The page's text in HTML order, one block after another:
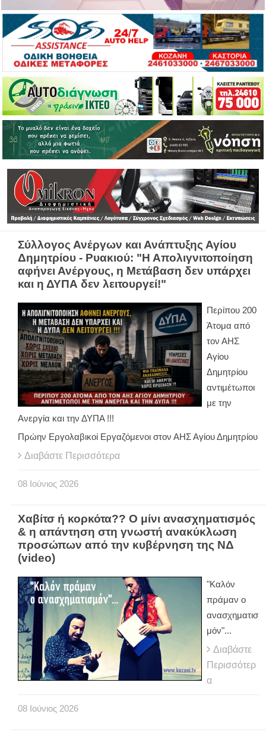
Σύλλογος Ανέργων και Ανάπτυξης Αγίου
Δημητρίου - Ρυακιού: "Η Απολιγνιτοποίηση
αφήνει Ανέργους, η Μετάβαση δεν υπάρχει
και η ΔΥΠΑ δεν λειτουργεί!"
Περίπου 200
Άτομα από
τον ΑΗΣ
Αγίου
Δημητρίου
αντιμέτωποι
με την
Ανεργία και την ΔΥΠΑ !!!
Πρώην Εργολαβικοί Εργαζόμενοι στον ΑΗΣ Αγίου Δημητρίου
Διαβάστε Περισσότερα
08 Ιούνιος 2026
Χαβίτσ ή κορκότα?? Ο μίνι ανασχηματισμός
& η απάντηση στη γνωστή ανακύκλωση
προσώπων από την κυβέρνηση της ΝΔ
(video)
"Καλόν
πράμαν ο
ανασχηματισ
μόν"...
Διαβάστε
Περισσότερ
α
08 Ιούνιος 2026